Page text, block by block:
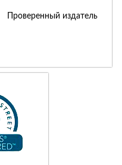
Проверенный издатель